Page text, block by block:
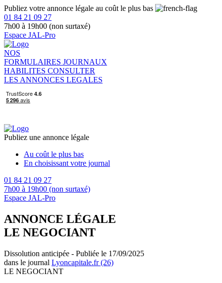
Publiez votre annonce légale au coût le plus bas
01 84 21 09 27
7h00 à 19h00 (non surtaxé)
Espace JAL-Pro
NOS
FORMULAIRES JOURNAUX
HABILITES CONSULTER
LES ANNONCES LEGALES
Publiez une annonce légale
Au coût le plus bas
En choisissant votre journal
01 84 21 09 27
7h00 à 19h00 (non surtaxé)
Espace JAL-Pro
ANNONCE LÉGALE
LE NEGOCIANT
Dissolution anticipée - Publiée le 17/09/2025
dans le journal Lyoncapitale.fr (26)
LE NEGOCIANT